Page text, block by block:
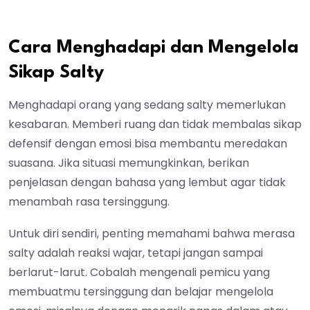
Cara Menghadapi dan Mengelola
Sikap Salty
Menghadapi orang yang sedang salty memerlukan
kesabaran. Memberi ruang dan tidak membalas sikap
defensif dengan emosi bisa membantu meredakan
suasana. Jika situasi memungkinkan, berikan
penjelasan dengan bahasa yang lembut agar tidak
menambah rasa tersinggung.
Untuk diri sendiri, penting memahami bahwa merasa
salty adalah reaksi wajar, tetapi jangan sampai
berlarut-larut. Cobalah mengenali pemicu yang
membuatmu tersinggung dan belajar mengelola